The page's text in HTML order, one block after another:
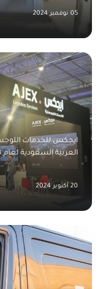
05 نوفمبر 2024
العربية السعودية لعام 2024
20 أكتوبر 2024